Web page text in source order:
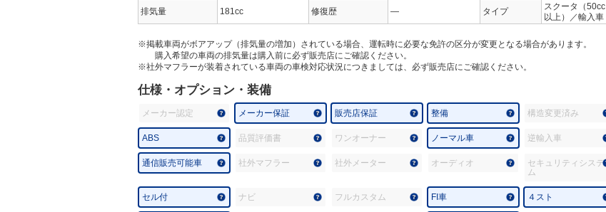
排気量
181cc 修復歴 ― タイプ
スクータ（50cc
以上）／輸入車
※掲載車両がボアアップ（排気量の増加）されている場合、運転時に必要な免許の区分が変更となる場合があります。
購入希望の車両の排気量は購入前に必ず販売店にご確認ください。
※社外マフラーが装着されている車両の車検対応状況につきましては、必ず販売店にご確認ください。
仕様・オプション・装備
メーカー認定 メーカー保証 販売店保証 整備 構造変更済み
ABS 品質評価書 ワンオーナー ノーマル車 逆輸入車
通信販売可能車 社外マフラー 社外メーター オーディオ
セキュリティシステ
ム
セル付 ナビ フルカスタム FI車 ４スト